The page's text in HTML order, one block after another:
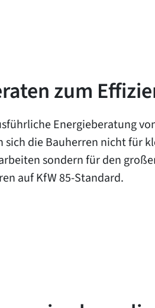
zum
Energieberatung
sich die Bauherren nicht für
sondern für den
auf KfW 85-Standard.